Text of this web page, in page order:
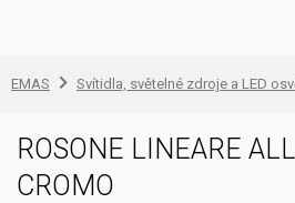
EMAS Svítidla, světelné zdroje a LED
ROSONE LINEARE
CROMO